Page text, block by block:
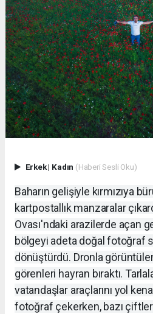
Erkek| Kadın (Haberi Sesli Oku)
Baharın gelişiyle kırmızıya
kartpostallık manzaralar
Ovası'ndaki arazilerde açan
bölgeyi adeta doğal fotoğraf
dönüştürdü. Dronla
görenleri hayran bıraktı.
vatandaşlar araçlarını yol
fotoğraf çekerken, bazı